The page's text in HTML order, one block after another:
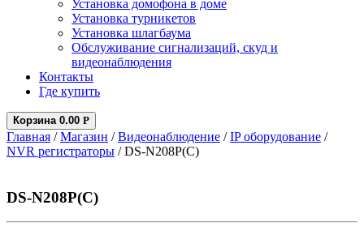
Установка домофона в доме
Установка турникетов
Установка шлагбаума
Обслуживание сигнализаций, скуд и
видеонаблюдения
Контакты
Где купить
Корзина 0.00 Р
Главная /Магазин /Видеонаблюдение /IP оборудование /
NVR регистраторы / DS-N208P(C)
DS-N208P(C)